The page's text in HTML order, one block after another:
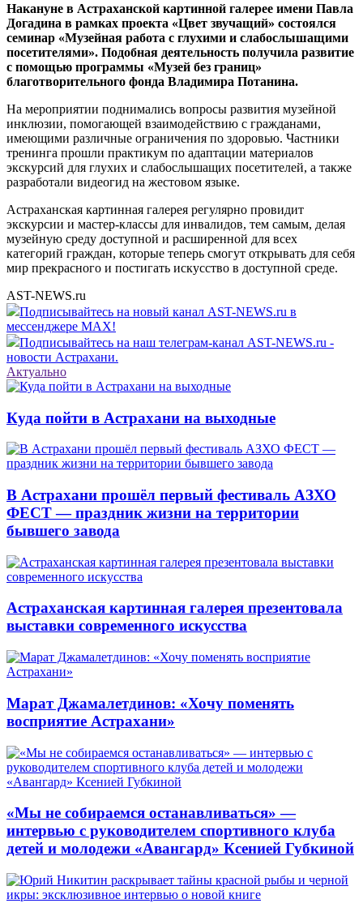
Накануне в Астраханской картинной галерее имени Павла
Догадина в рамках проекта «Цвет звучащий» состоялся
семинар «Музейная работа с глухими и слабослышащими
посетителями». Подобная деятельность получила развитие
с помощью программы «Музей без границ»
благотворительного фонда Владимира Потанина.
На мероприятии поднимались вопросы развития музейной
инклюзии, помогающей взаимодействию с гражданами,
имеющими различные ограничения по здоровью. Частники
тренинга прошли практикум по адаптации материалов
экскурсий для глухих и слабослышащих посетителей, а также
разработали видеогид на жестовом языке.
Астраханская картинная галерея регулярно провидит
экскурсии и мастер-классы для инвалидов, тем самым, делая
музейную среду доступной и расширенной для всех
категорий граждан, которые теперь смогут открывать для себя
мир прекрасного и постигать искусство в доступной среде.
AST-NEWS.ru
Подписывайтесь на новый канал AST-NEWS.ru в
мессенджере MAX!
Подписывайтесь на наш телеграм-канал AST-NEWS.ru -
новости Астрахани.
Актуально
Куда пойти в Астрахани на выходные
В Астрахани прошёл первый фестиваль АЗХО
ФЕСТ — праздник жизни на территории
бывшего завода
Астраханская картинная галерея презентовала
выставки современного искусства
Марат Джамалетдинов: «Хочу поменять
восприятие Астрахани»
«Мы не собираемся останавливаться» —
интервью с руководителем спортивного клуба
детей и молодежи «Авангард» Ксенией Губкиной